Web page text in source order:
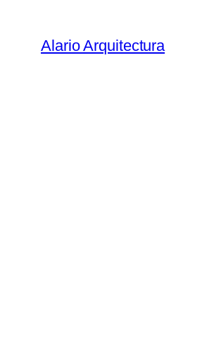
contenido
Alario Arquitectura